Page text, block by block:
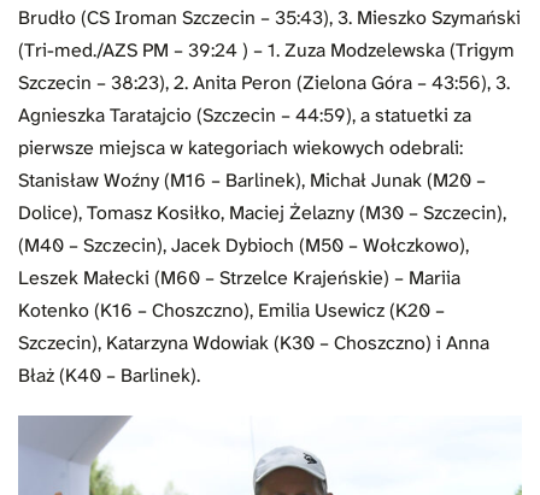
Brudło (CS Iroman Szczecin – 35:43), 3. Mieszko Szymański
(Tri-med./AZS PM – 39:24 ) – 1. Zuza Modzelewska (Trigym
Szczecin – 38:23), 2. Anita Peron (Zielona Góra – 43:56), 3.
Agnieszka Taratajcio (Szczecin – 44:59), a statuetki za
pierwsze miejsca w kategoriach wiekowych odebrali:
Stanisław Woźny (M16 – Barlinek), Michał Junak (M20 –
Dolice), Tomasz Kosiłko, Maciej Żelazny (M30 – Szczecin),
(M40 – Szczecin), Jacek Dybioch (M50 – Wołczkowo),
Leszek Małecki (M60 – Strzelce Krajeńskie) – Mariia
Kotenko (K16 – Choszczno), Emilia Usewicz (K20 –
Szczecin), Katarzyna Wdowiak (K30 – Choszczno) i Anna
Błaż (K40 – Barlinek).